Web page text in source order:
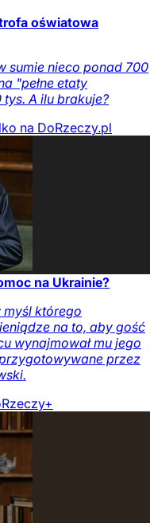
oświatowa
sumie nieco ponad 700
"pełne etaty
A ilu brakuje?
na DoRzeczy.pl
na Ukrainie?
którego
na to, aby gość
wynajmował mu jego
przygotowywane przez